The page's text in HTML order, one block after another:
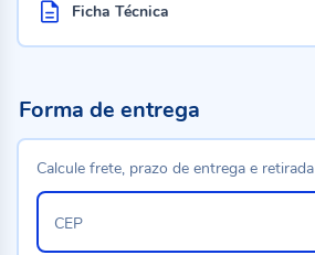
Ficha Técnica
Forma de entrega
Calcule frete, prazo de entrega e retirada
CEP